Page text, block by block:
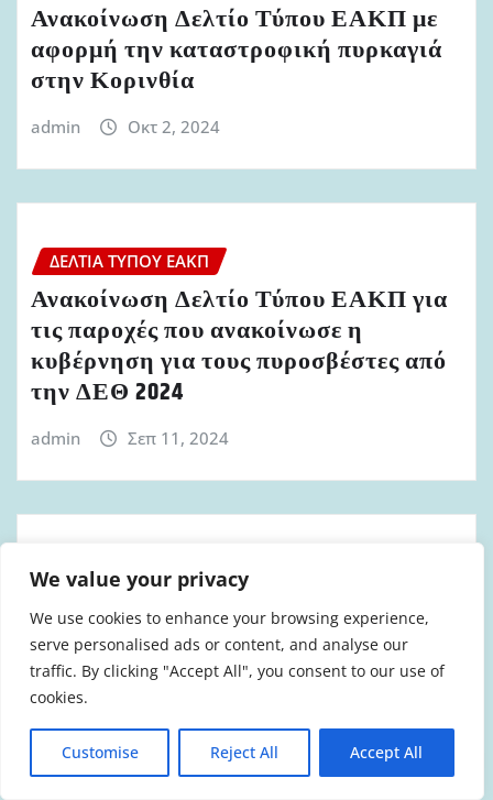
We value your privacy
We use cookies to enhance your browsing experience,
serve personalised ads or content, and analyse our
traffic. By clicking "Accept All", you consent to our use of
cookies.
Customise Reject All Accept All
Ανακοίνωση Δελτίο Τύπου ΕΑΚΠ με
αφορμή την καταστροφική πυρκαγιά
στην Κορινθία
admin Οκτ 2, 2024
ΔΕΛΤΊΑ ΤΎΠΟΥ ΕΑΚΠ
Ανακοίνωση Δελτίο Τύπου ΕΑΚΠ για
τις παροχές που ανακοίνωσε η
κυβέρνηση για τους πυροσβέστες από
την ΔΕΘ 2024
admin Σεπ 11, 2024
ΔΕΛΤΊΑ ΤΎΠΟΥ ΕΑΚΠ
Ανακοίνωση Δελτίο Τύπου ΕΑΚΠ για
τον θάνατο συναδέλφου και για τις
απάνθρωπες συνθήκες εργασίας των
πυροσβεστών
admin Σεπ 6, 2024